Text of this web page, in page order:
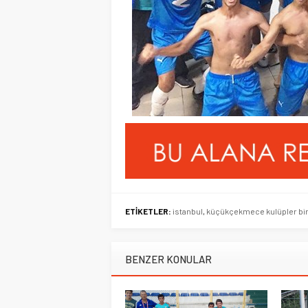
ETİKETLER: istanbul, küçükçekmece kulüpler
BENZER KONULAR